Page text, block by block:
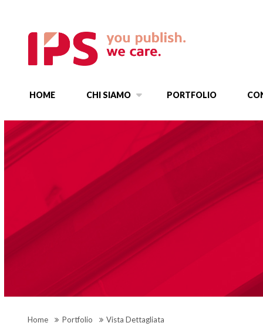
HOME CHI SIAMO PORTFOLIO
Home Portfolio Vista Dettagliata